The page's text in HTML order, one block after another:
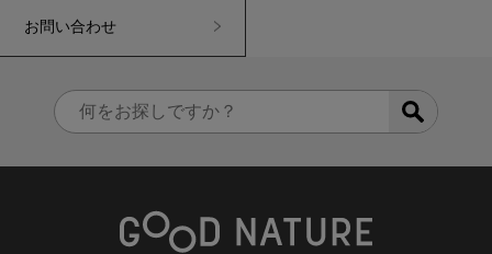
お問い合わせ